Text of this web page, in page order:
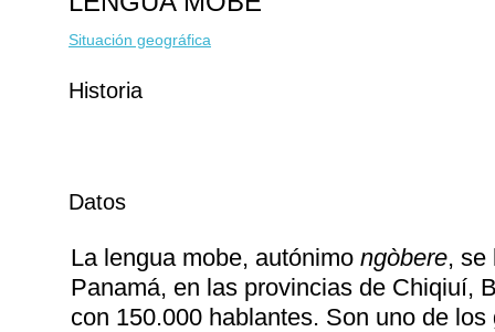
Situación geográfica
Historia
Datos
La lengua mobe, autónimo ngòbere, se
Panamá, en las provincias de Chiqiuí,
con 150.000 hablantes. Son uno de